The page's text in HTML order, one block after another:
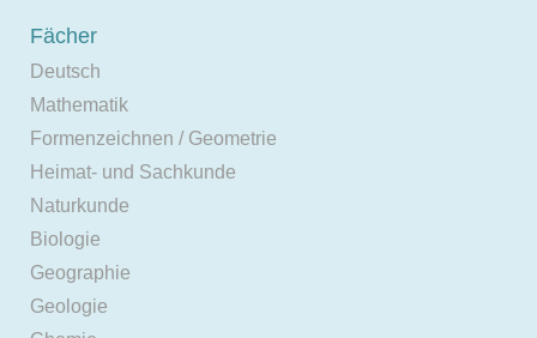
Fächer
Deutsch
Mathematik
Formenzeichnen / Geometrie
Heimat- und Sachkunde
Naturkunde
Biologie
Geographie
Geologie